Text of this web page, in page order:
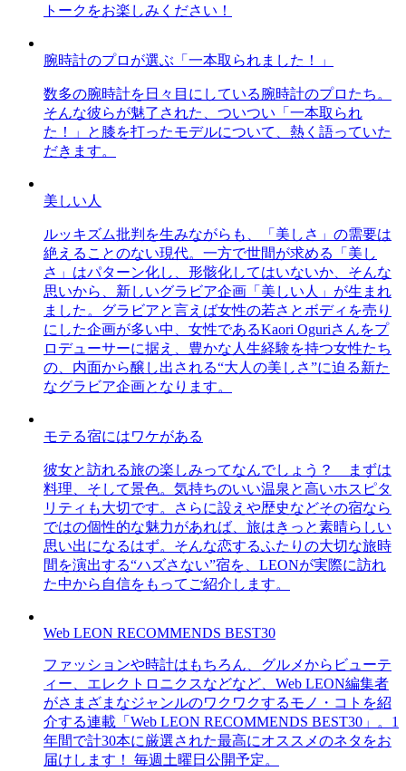
トークをお楽しみください！
腕時計のプロが選ぶ「一本取られました！」
数多の腕時計を日々目にしている腕時計のプロたち。
そんな彼らが魅了された、ついつい「一本取られ
た！」と膝を打ったモデルについて、熱く語っていた
だきます。
美しい人
ルッキズム批判を生みながらも、「美しさ」の需要は
絶えることのない現代。一方で世間が求める「美し
さ」はパターン化し、形骸化してはいないか、そんな
思いから、新しいグラビア企画「美しい人」が生まれ
ました。グラビアと言えば女性の若さとボディを売り
にした企画が多い中、女性であるKaori Oguriさんをプ
ロデューサーに据え、豊かな人生経験を持つ女性たち
の、内面から醸し出される“大人の美しさ”に迫る新た
なグラビア企画となります。
モテる宿にはワケがある
彼女と訪れる旅の楽しみってなんでしょう？ まずは
料理、そして景色。気持ちのいい温泉と高いホスピタ
リティも大切です。さらに設えや歴史などその宿なら
ではの個性的な魅力があれば、旅はきっと素晴らしい
思い出になるはず。そんな恋するふたりの大切な旅時
間を演出する“ハズさない”宿を、LEONが実際に訪れ
た中から自信をもってご紹介します。
Web LEON RECOMMENDS BEST30
ファッションや時計はもちろん、グルメからビューテ
ィー、エレクトロニクスなどなど、Web LEON編集者
がさまざまなジャンルのワクワクするモノ・コトを紹
介する連載「Web LEON RECOMMENDS BEST30」。1
年間で計30本に厳選された最高にオススメのネタをお
届けします！ 毎週土曜日公開予定。